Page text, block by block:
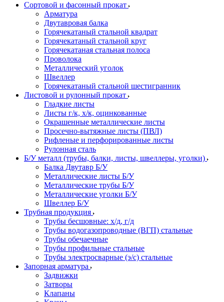
Сортовой и фасонный прокат
Арматура
Двутавровая балка
Горячекатаный стальной квадрат
Горячекатаный стальной круг
Горячекатаная стальная полоса
Проволока
Металлический уголок
Швеллер
Горячекатаный стальной шестигранник
Листовой и рулонный прокат
Гладкие листы
Листы г/к, х/к, оцинкованные
Окрашенные металлические листы
Просечно-вытяжные листы (ПВЛ)
Рифленые и перфорированные листы
Рулонная сталь
Б/У металл (трубы, балки, листы, швеллеры, уголки)
Балка Двутавр Б/У
Металлические листы Б/У
Металлические трубы Б/У
Металлические уголки Б/У
Швеллер Б/У
Трубная продукция
Трубы бесшовные: х/д, г/д
Трубы водогазопроводные (ВГП) стальные
Трубы обечаечные
Трубы профильные стальные
Трубы электросварные (э/с) стальные
Запорная арматура
Задвижки
Затворы
Клапаны